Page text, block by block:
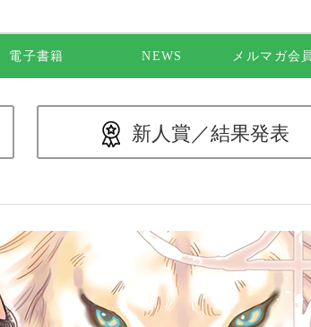
電子書籍 NEWS メルマガ会
新人賞／結果発表